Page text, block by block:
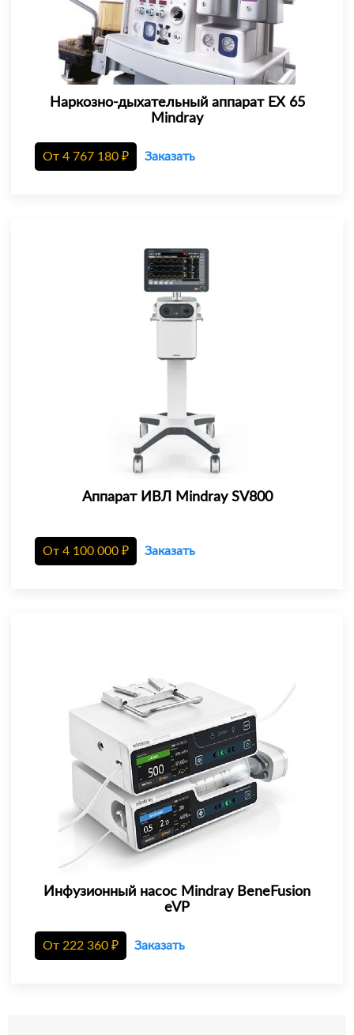
Наркозно-дыхательный аппарат EX 65
Mindray
От 4 767 180 ₽ Заказать
Аппарат ИВЛ Mindray SV800
От 4 100 000 ₽ Заказать
Инфузионный насос Mindray BeneFusion
eVP
От 222 360 ₽ Заказать